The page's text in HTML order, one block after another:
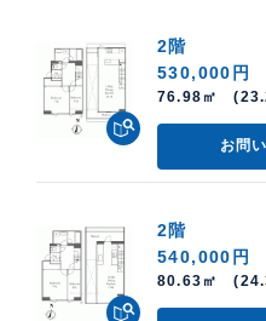
2階
530,000円
76.98㎡
お問
2階
540,000円
80.63㎡